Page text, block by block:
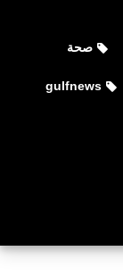
صحة
gulfnews